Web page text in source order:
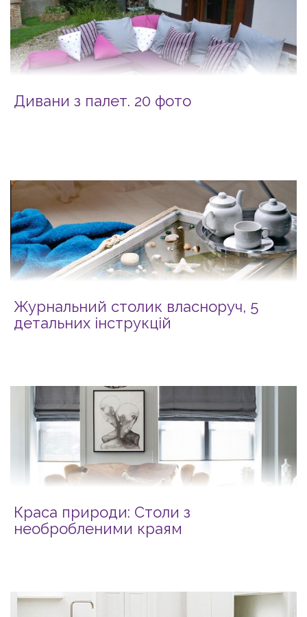
Дивани з палет. 20 фото
Журнальний столик власноруч, 5
детальних інструкцій
Краса природи: Столи з
необробленими краям